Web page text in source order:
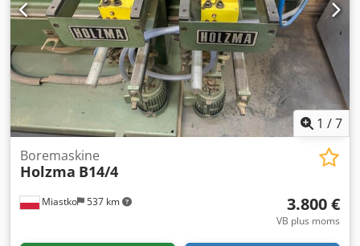
1 /7
Miastko 537 km
Boremaskine
Holzma B14/4
3.800 €
VB plus moms